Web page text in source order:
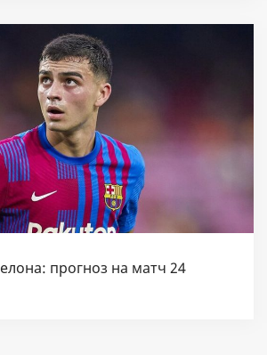
прогноз на матч 24